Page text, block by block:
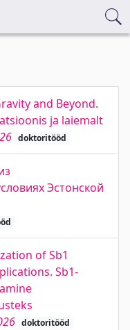
and Beyond.
ja laiemalt
doktoritööd
Эстонской
of Sb1
Sb1-
doktoritööd